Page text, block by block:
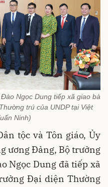
Ngọc Dung tiếp xã giao bà
trú của UNDP tại Việt
Ninh)
tộc và Tôn giáo, Ủy
ương Đảng, Bộ trưởng
Ngọc Dung đã tiếp xã
Đại diện Thường